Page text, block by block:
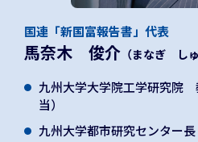
国連「新国富報告書」代表
馬奈木 俊介 （まなぎ し
九州大学大学院工学研究院
当）
九州大学都市研究センター